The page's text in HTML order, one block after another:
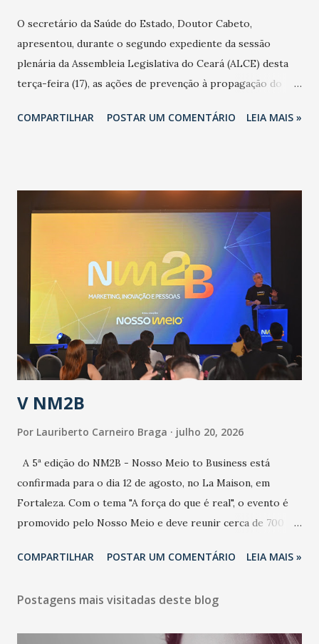
O secretário da Saúde do Estado, Doutor Cabeto,
apresentou, durante o segundo expediente da sessão
plenária da Assembleia Legislativa do Ceará (ALCE) desta
terça-feira (17), as ações de prevenção à propagação do
adotadas pelo Governo do Estado na contenção da
população suspeita e de cuidados com os ambientes
públicos e domiciliares. “Nós não estamos vivendo uma
epidemia comum, como temos em todos os anos, com
aumento de casos de dengue, influenza ou H1N1. Trata-se
de uma epidemia com um vírus diferente, com um poder de
contaminação maior que outros coronavírus”, apontou o
secretário. Segundo ele, é uma epidemia com chance de
contaminação alta, podendo gerar um grande risco à
população e ao sistema de saúde. “Precisamos saber fazer a
estratificação do risco da doença, para não so...
COMPARTILHAR POSTAR UM COMENTÁRIO LEIA MAIS »
V NM2B
Por Lauriberto Carneiro Braga julho 20, 2026
A 5ª edição do NM2B - Nosso Meio to Business está
confirmada para o dia 12 de agosto, no La Maison, em
Fortaleza. Com o tema "A força do que é real", o evento é
promovido pelo Nosso Meio e deve reunir cerca de 700
e lideranças do Mercado Nacional. Desde 2022, o NM2B
de negócios do Nordeste, reunindo profissionais de marcas
COMPARTILHAR POSTAR UM COMENTÁRIO LEIA MAIS »
Postagens mais visitadas deste blog